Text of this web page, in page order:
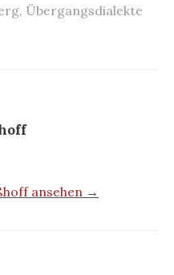
, Übergangsdialekte
ansehen →